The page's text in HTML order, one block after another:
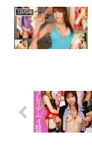
DUGA